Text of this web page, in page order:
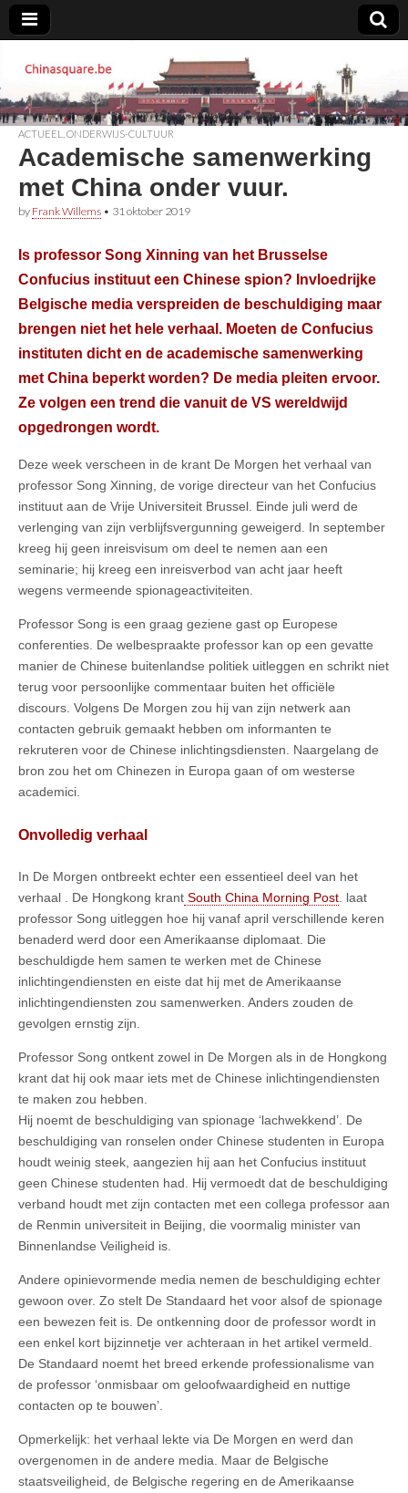
Chinasquare.be
ACTUEEL ONDERWIJS-CULTUUR
Academische samenwerking
met China onder vuur.
by Frank Willems • 31 oktober 2019
Is professor Song Xinning van het Brusselse
Confucius instituut een Chinese spion? Invloedrijke
Belgische media verspreiden de beschuldiging maar
brengen niet het hele verhaal. Moeten de Confucius
instituten dicht en de academische samenwerking
met China beperkt worden? De media pleiten ervoor.
Ze volgen een trend die vanuit de VS wereldwijd
opgedrongen wordt.
Deze week verscheen in de krant De Morgen het verhaal van
professor Song Xinning, de vorige directeur van het Confucius
instituut aan de Vrije Universiteit Brussel. Einde juli werd de
verlenging van zijn verblijfsvergunning geweigerd. In september
kreeg hij geen inreisvisum om deel te nemen aan een
seminarie; hij kreeg een inreisverbod van acht jaar heeft
wegens vermeende spionageactiviteiten.
Professor Song is een graag geziene gast op Europese
conferenties. De welbespraakte professor kan op een gevatte
manier de Chinese buitenlandse politiek uitleggen en schrikt niet
terug voor persoonlijke commentaar buiten het officiële
discours. Volgens De Morgen zou hij van zijn netwerk aan
contacten gebruik gemaakt hebben om informanten te
rekruteren voor de Chinese inlichtingsdiensten. Naargelang de
bron zou het om Chinezen in Europa gaan of om westerse
academici.
Onvolledig verhaal
In De Morgen ontbreekt echter een essentieel deel van het
verhaal . De Hongkong krant South China Morning Post . laat
professor Song uitleggen hoe hij vanaf april verschillende keren
benaderd werd door een Amerikaanse diplomaat. Die
beschuldigde hem samen te werken met de Chinese
inlichtingendiensten en eiste dat hij met de Amerikaanse
inlichtingendiensten zou samenwerken. Anders zouden de
gevolgen ernstig zijn.
Professor Song ontkent zowel in De Morgen als in de Hongkong
krant dat hij ook maar iets met de Chinese inlichtingendiensten
te maken zou hebben.
Hij noemt de beschuldiging van spionage ‘lachwekkend’. De
beschuldiging van ronselen onder Chinese studenten in Europa
houdt weinig steek, aangezien hij aan het Confucius instituut
geen Chinese studenten had. Hij vermoedt dat de beschuldiging
verband houdt met zijn contacten met een collega professor aan
de Renmin universiteit in Beijing, die voormalig minister van
Binnenlandse Veiligheid is.
Andere opinievormende media nemen de beschuldiging echter
gewoon over. Zo stelt De Standaard het voor alsof de spionage
een bewezen feit is. De ontkenning door de professor wordt in
een enkel kort bijzinnetje ver achteraan in het artikel vermeld.
De Standaard noemt het breed erkende professionalisme van
de professor ‘onmisbaar om geloofwaardigheid en nuttige
contacten op te bouwen’.
Opmerkelijk: het verhaal lekte via De Morgen en werd dan
overgenomen in de andere media. Maar de Belgische
staatsveiligheid, de Belgische regering en de Amerikaanse